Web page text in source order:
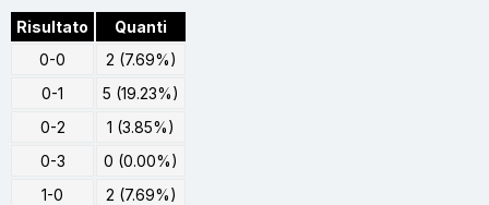
Risultato
Quanti
0-0
2 (7.69%)
0-1
5 (19.23%)
0-2
1 (3.85%)
0-3
0 (0.00%)
1-0
2 (7.69%)